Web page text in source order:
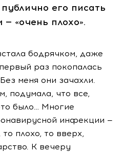
его писать
— «очень плохо».
бодрячком, даже
раз покопалась
меня они зачахли.
подумала, что все,
было… Многие
инфекции —
плохо, то вверх,
К вечеру